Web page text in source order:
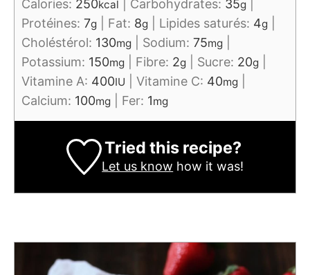
Calories: 250kcal Carbohydrates: 35g
Protéines: 7g Fat: 8g Lipides saturés: 4g
Choléstérol: 130mg Sodium: 75mg
Potassium: 150mg Fibre: 2g Sucre: 20g
Vitamine A: 400IU Vitamine C: 40mg
Calcium: 100mg Fer: 1mg
Tried this recipe?
Let us know how it was!